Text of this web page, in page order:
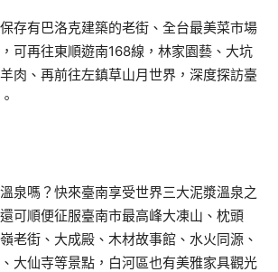
存有巴洛克建築的老街、全台最美菜市場
，可再往東順遊南168線，林家園藝、大坑
肉、再前往左鎮草山月世界，深度探訪臺
泉嗎？快來臺南享受世界三大泥漿溫泉之
可順便征服臺南市最高峰大凍山、枕頭
老街、大成殿、木材故事館、水火同源、
大仙寺等景點，白河區也有美雅家具觀光